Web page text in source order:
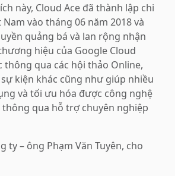
này, Cloud Ace đã thành lập chi
vào tháng 06 năm 2018 và
quảng bá và lan rộng nhận
hiệu của Google Cloud
qua các hội thảo Online,
kiện khác cũng như giúp nhiều
và tối ưu hóa được công nghệ
thông qua hỗ trợ chuyên nghiệp
ty – ông Phạm Văn Tuyên, cho